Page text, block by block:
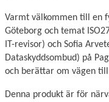
Varmt välkommen till en
Göteborg och temat
IT-revisor) och Sofia
Dataskyddsombud) på
och berättar om vägen
Denna produkt är för